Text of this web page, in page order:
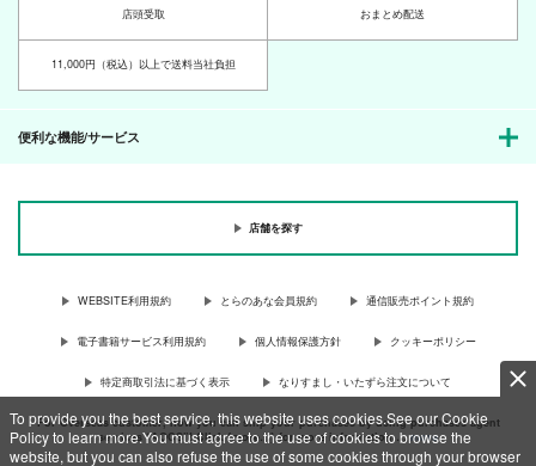
To provide you the best service, this website uses cookies.See our Cookie
Policy to learn more.You must agree to the use of cookies to browse the
website, but you can also refuse the use of some cookies through your browser
店頭受取 おまとめ配送
11,000円（税込）以上で送料当社負担
便利な機能/サービス
店舗を探す
WEBSITE利用規約 とらのあな会員規約 通信販売ポイント規約
電子書籍サービス利用規約 個人情報保護方針 クッキーポリシー
特定商取引法に基づく表示 なりすまし・いたずら注文について
For Overseas customer, now you can ship your purchases by using purchases agent
services “AOCS”! Click {more…} for more information …more